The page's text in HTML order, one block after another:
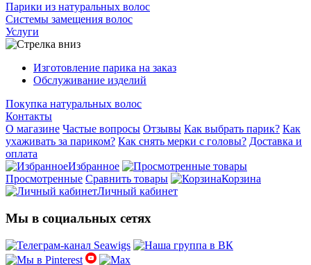
Парики из натуральных волос
Системы замещения волос
Услуги
Изготовление парика на заказ
Обслуживание изделий
Покупка натуральных волос
Контакты
О магазине Частые вопросы Отзывы Как выбрать парик? Как
ухаживать за париком? Как снять мерки с головы? Доставка и
оплата
Избранное
Просмотренные Сравнить товары
Корзина
Личный кабинет
Мы в социальных сетях